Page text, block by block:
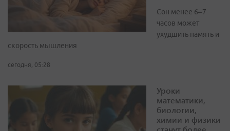
Сон менее 6–7
часов может
ухудшить память и
скорость мышления
сегодня, 05:28
Уроки
математики,
биологии,
химии и физики